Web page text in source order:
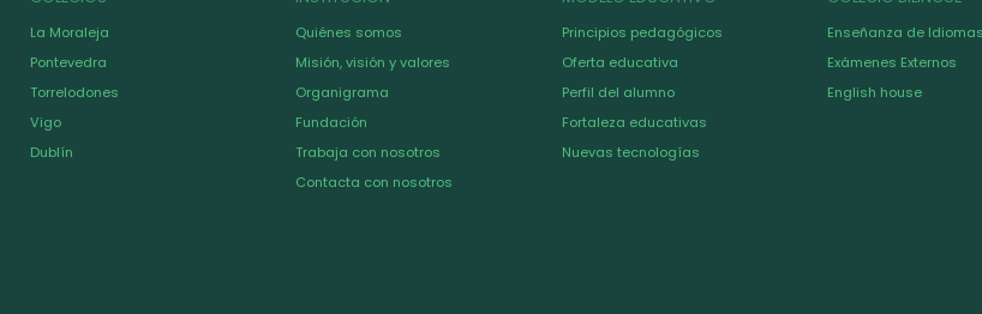
La Moraleja
Pontevedra
Torrelodones
Vigo
Dublín
Quiénes somos
Misión, visión y valores
Organigrama
Fundación
Trabaja con nosotros
Contacta con nosotros
Principios pedagógicos
Oferta educativa
Perfil del alumno
Fortaleza educativas
Nuevas tecnologías
Enseñanza de Idiomas
Exámenes Externos
English house